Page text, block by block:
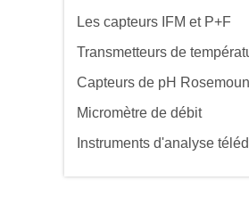
Les capteurs IFM et P+F
Transmetteurs de
Capteurs de pH
Micromètre de débit
Instruments d'analyse